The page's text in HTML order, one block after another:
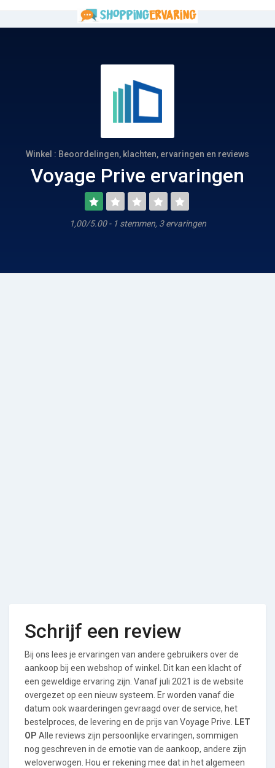
Winkel : Beoordelingen, klachten, ervaringen en reviews
Voyage Prive ervaringen
1,00/5.00 - 1 stemmen, 3 ervaringen
Schrijf een review
Bij ons lees je ervaringen van andere gebruikers over de
aankoop bij een webshop of winkel. Dit kan een klacht of
een geweldige ervaring zijn. Vanaf juli 2021 is de website
overgezet op een nieuw systeem. Er worden vanaf die
datum ook waarderingen gevraagd over de service, het
bestelproces, de levering en de prijs van Voyage Prive.
LET
OP Alle reviews zijn persoonlijke ervaringen, sommigen
nog geschreven in de emotie van de aankoop, andere zijn
weloverwogen. Hou er rekening mee dat in het algemeen